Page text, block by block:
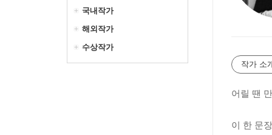
국내작가
해외작가
수상작가
작가 소
어릴 땐
이 한 문